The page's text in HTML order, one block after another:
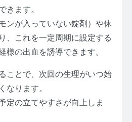
きます。
ンが入っていない錠剤）や休
、これを一定周期に設定する
様の出血を誘導できます。
ことで、次回の生理がいつ始
なります。
定の立てやすさが向上しま